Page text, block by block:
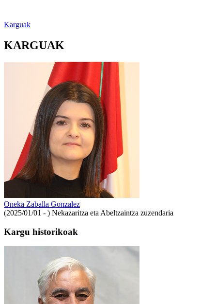
Karguak
KARGUAK
Oneka Zaballa Gonzalez
(2025/01/01 - ) Nekazaritza eta Abeltzaintza zuzendaria
Kargu historikoak